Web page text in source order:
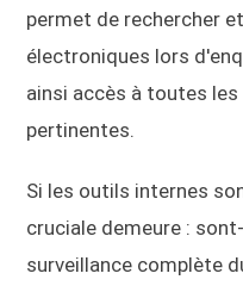
permet de rechercher
électroniques lors
ainsi accès à toutes
pertinentes.
Si les outils internes
cruciale demeure :
surveillance complète